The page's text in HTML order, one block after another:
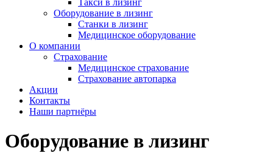
Такси в лизинг
Оборудование в лизинг
Станки в лизинг
Медицинское оборудование
О компании
Страхование
Медицинское страхование
Страхование автопарка
Акции
Контакты
Наши партнёры
Оборудование в лизинг